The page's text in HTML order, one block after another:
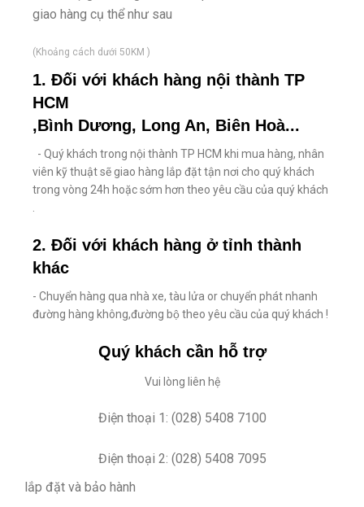
giao hàng cụ thể như sau
(Khoảng cách dưới 50KM )
1. Đối với khách hàng nội thành TP
HCM
,Bình Dương, Long An, Biên Hoà...
- Quý khách trong nội thành TP HCM khi mua hàng, nhân
viên kỹ thuật sẽ giao hàng lắp đặt tận nơi cho quý khách
trong vòng 24h hoặc sớm hơn theo yêu cầu của quý khách
.
2. Đối với khách hàng ở tỉnh thành
khác
- Chuyển hàng qua nhà xe, tàu lửa or chuyển phát nhanh
đường hàng không,đường bộ theo yêu cầu của quý khách !
Quý khách cần hỗ trợ
Vui lòng liên hệ
Điện thoại 1: (028) 5408 7100
Điện thoại 2: (028) 5408 7095
lắp đặt và bảo hành